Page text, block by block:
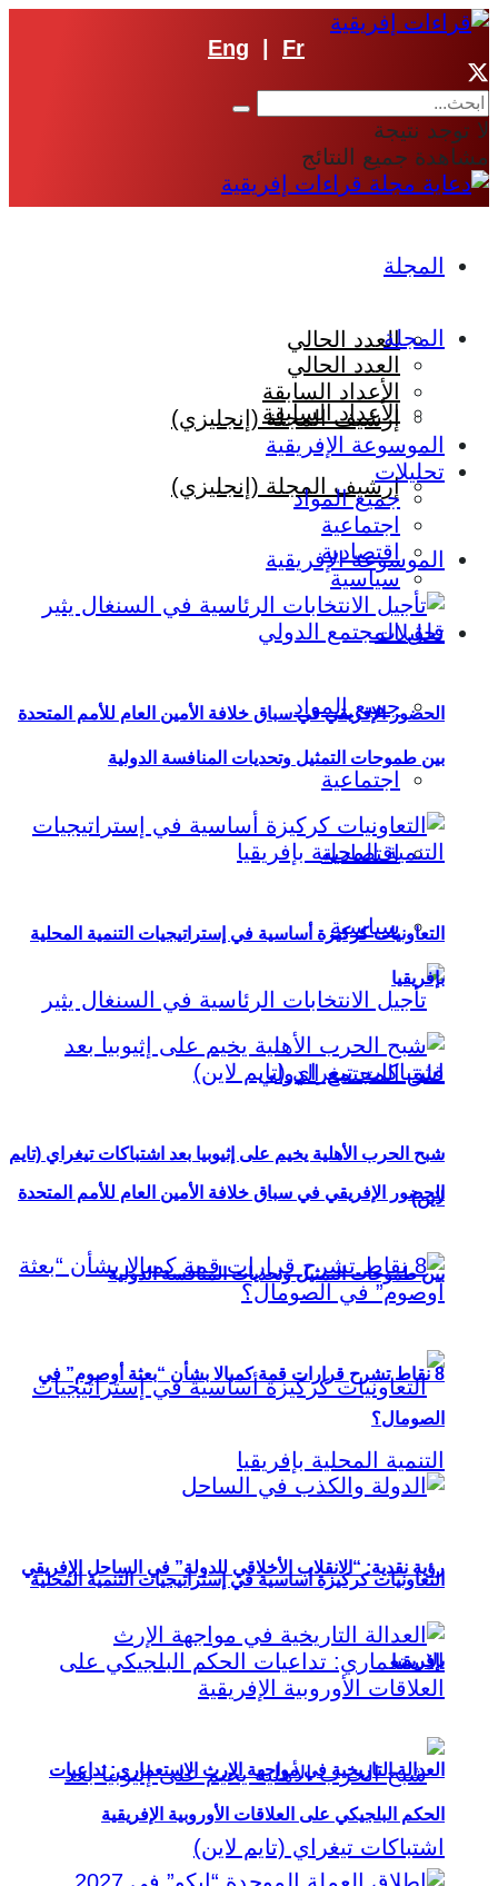
Eng Fr
توجد نتيجة
جميع النتائج
المجلة
العدد الحالي
الأعداد السابقة
إرشيف المجلة (إنجليزي)
الموسوعة الإفريقية
تحليلات
جميع المواد
اجتماعية
اقتصادية
سياسية
الحضور الإفريقي في سباق خلافة الأمين العام للأمم المتحدة
بين طموحات التمثيل وتحديات المنافسة الدولية
التعاونيات كركيزة أساسية في إستراتيجيات التنمية المحلية
بإفريقيا
المجلة
العدد الحالي
الأعداد السابقة
إرشيف المجلة (إنجليزي)
الموسوعة الإفريقية
تحليلات
جميع المواد
اجتماعية
اقتصادية
سياسية
الحضور الإفريقي في سباق خلافة الأمين العام للأمم المتحدة
بين طموحات التمثيل وتحديات المنافسة الدولية
التعاونيات كركيزة أساسية في إستراتيجيات التنمية المحلية
بإفريقيا
شبح الحرب الأهلية يخيم على إثيوبيا بعد اشتباكات تيغراي (تايم
لاين)
8 نقاط تشرح قرارات قمة كمبالا بشأن “بعثة أوصوم” في
الصومال؟
رؤية نقدية: “الانقلاب الأخلاقي للدولة” في الساحل الإفريقي
العدالة التاريخية في مواجهة الإرث الاستعماري: تداعيات
الحكم البلجيكي على العلاقات الأوروبية الإفريقية